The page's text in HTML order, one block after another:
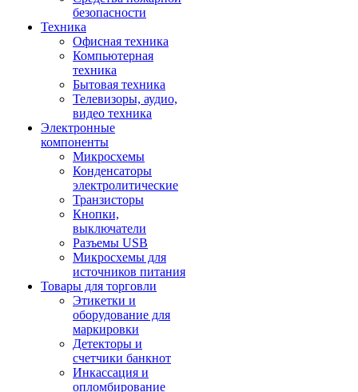
безопасности
Техника
Офисная техника
Компьютерная
техника
Бытовая техника
Телевизоры, аудио,
видео техника
Электронные
компоненты
Микросхемы
Конденсаторы
электролитические
Транзисторы
Кнопки,
выключатели
Разъемы USB
Микросхемы для
источников питания
Товары для торговли
Этикетки и
оборудование для
маркировки
Детекторы и
счетчики банкнот
Инкассация и
опломбирование